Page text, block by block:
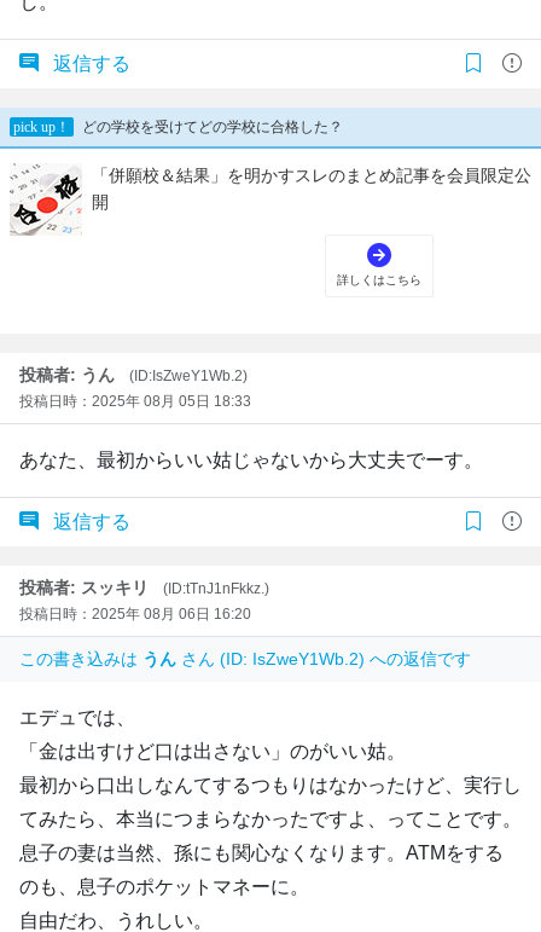
返信する
投稿者: うん
(ID:IsZweY1Wb.2)
投稿日時：2025年 08月 05日 18:33
あなた、最初からいい姑じゃないから大丈夫でーす。
返信する
投稿者: スッキリ
(ID:tTnJ1nFkkz.)
投稿日時：2025年 08月 06日 16:20
この書き込みは うん さん (ID: IsZweY1Wb.2) への返信です
エデュでは、
「金は出すけど口は出さない」のがいい姑。
最初から口出しなんてするつもりはなかったけど、実行し
てみたら、本当につまらなかったですよ、ってことです。
息子の妻は当然、孫にも関心なくなります。ATMをする
のも、息子のポケットマネーに。
自由だわ、うれしい。